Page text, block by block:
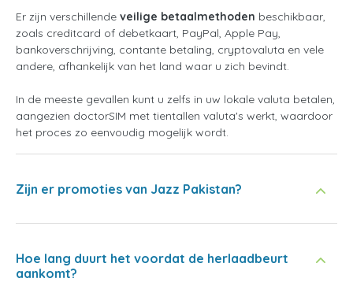
Er zijn verschillende veilige betaalmethoden beschikbaar,
zoals creditcard of debetkaart, PayPal, Apple Pay,
bankoverschrijving, contante betaling, cryptovaluta en vele
andere, afhankelijk van het land waar u zich bevindt.
In de meeste gevallen kunt u zelfs in uw lokale valuta betalen,
aangezien doctorSIM met tientallen valuta's werkt, waardoor
het proces zo eenvoudig mogelijk wordt.
Zijn er promoties van Jazz Pakistan?
Hoe lang duurt het voordat de herlaadbeurt
aankomt?